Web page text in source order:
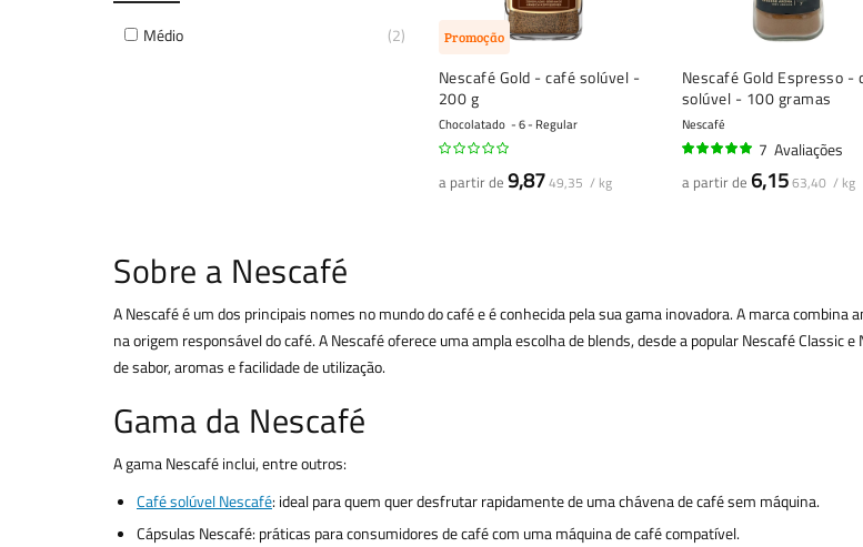
Promoção
Nescafé Gold - café solúvel -
200 g
Chocolatado 6 - Regular
a partir de 9,8749,35 / kg
Nescafé Gold Espresso -
solúvel - 100 gramas
Nescafé
7 Avaliações
a partir de 6,1563,40 / kg
Médio 2
Sobre a Nescafé
A Nescafé é um dos principais nomes no mundo do café e é conhecida pela sua gama inovadora. A marca
na origem responsável do café. A Nescafé oferece uma ampla escolha de blends, desde a popular Nescafé
de sabor, aromas e facilidade de utilização.
Gama da Nescafé
A gama Nescafé inclui, entre outros:
Café solúvel Nescafé: ideal para quem quer desfrutar rapidamente de uma chávena de café sem máquina.
Cápsulas Nescafé: práticas para consumidores de café com uma máquina de café compatível.